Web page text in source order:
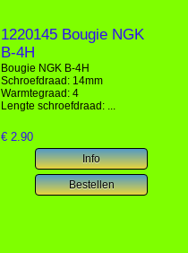
1220145 Bougie NGK
B-4H
Bougie NGK B-4H
Schroefdraad: 14mm
Warmtegraad: 4
Lengte schroefdraad: ...
€ 2.90